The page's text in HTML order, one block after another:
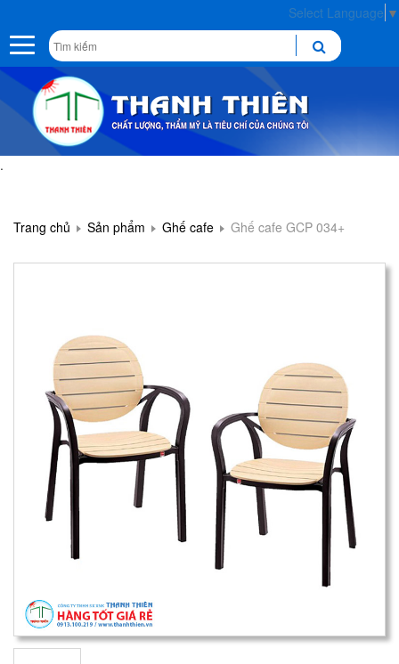
Select Language ▼
Toggle
navigation
.
Trang chủ Sản phẩm Ghế cafe Ghế cafe GCP 034+